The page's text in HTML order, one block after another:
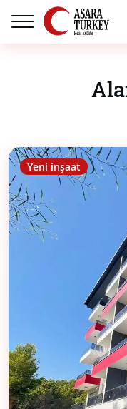
Yeni inşaat